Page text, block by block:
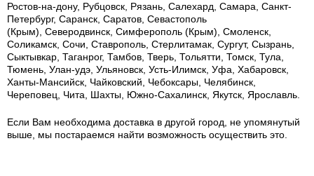
Ростов-на-дону, Рубцовск, Рязань, Салехард, Самара, Санкт-
Петербург, Саранск, Саратов, Севастополь
(Крым), Северодвинск, Симферополь (Крым), Смоленск,
Соликамск, Сочи, Ставрополь, Стерлитамак, Сургут, Сызрань,
Сыктывкар, Таганрог, Тамбов, Тверь, Тольятти, Томск, Тула,
Тюмень, Улан-удэ, Ульяновск, Усть-Илимск, Уфа, Хабаровск,
Ханты-Мансийск, Чайковский, Чебоксары, Челябинск,
Череповец, Чита, Шахты, Южно-Сахалинск, Якутск, Ярославль.
Если Вам необходима доставка в другой город, не упомянутый
выше, мы постараемся найти возможность осуществить это.